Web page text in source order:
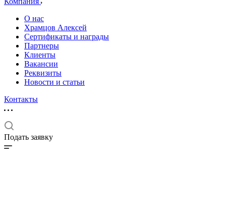
О нас
Храмцов Алексей
Сертификаты и награды
Партнеры
Клиенты
Вакансии
Реквизиты
Новости и статьи
Контакты
Подать заявку